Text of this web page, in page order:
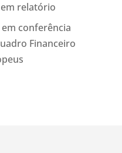
relatório
conferência
Financeiro